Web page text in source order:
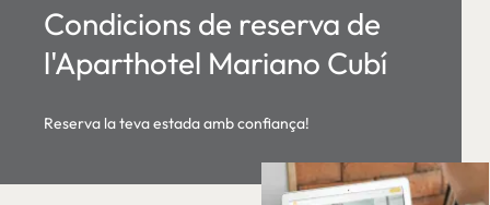
Condicions de reserva de
l'Aparthotel Mariano Cubí
Reserva la teva estada amb confiança!